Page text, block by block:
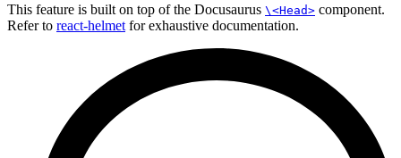
This feature is built on top of the Docusaurus \<Head> component.
Refer to react-helmet for exhaustive documentation.